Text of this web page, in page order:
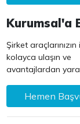
Kurumsal'a
Şirket
kolayca ulaşın ve
avantajlardan
Hemen